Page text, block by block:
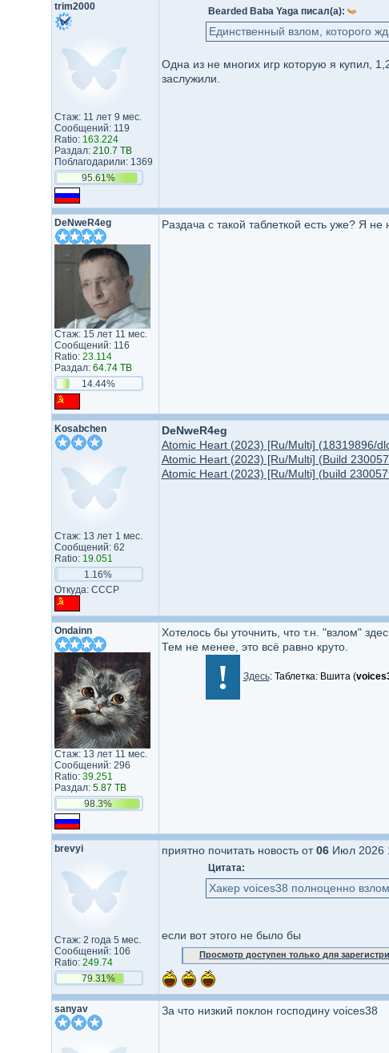
trim2000
Стаж: 11 лет 9 мес.
Сообщений: 119
Ratio: 163.224
Раздал: 210.7 TB
Поблагодарили: 1369
95.61%
Bearded Baba Yaga писал(а):
Единственный взлом, которого
Одна из не многих игр которую я купил,
заслужили.
DeNweR4eg
Стаж: 15 лет 11 мес.
Сообщений: 116
Ratio: 23.114
Раздал: 64.74 TB
14.44%
Раздача с такой таблеткой есть уже? Я не
Kosabchen
Стаж: 13 лет 1 мес.
Сообщений: 62
Ratio: 19.051
1.16%
Откуда: СССР
DeNweR4eg
Atomic Heart (2023) [Ru/Multi] (18319896/
Atomic Heart (2023) [Ru/Multi] (Build
Atomic Heart (2023) [Ru/Multi] (build
Ondainn
Стаж: 13 лет 11 мес.
Сообщений: 296
Ratio: 39.251
Раздал: 5.87 TB
98.3%
Хотелось бы уточнить, что т.н. "взлом"
Тем не менее, это всё равно круто.
! Здесь: Таблетка: Вшита (
brevyi
Стаж: 2 года 5 мес.
Сообщений: 106
Ratio: 249.74
79.31%
приятно почитать новость от06Июл 2026
Цитата:
Хакер voices38 полноценно
если вот этого не было бы
Просмотр доступен только для
sanyav За что низкий поклон господину voices38